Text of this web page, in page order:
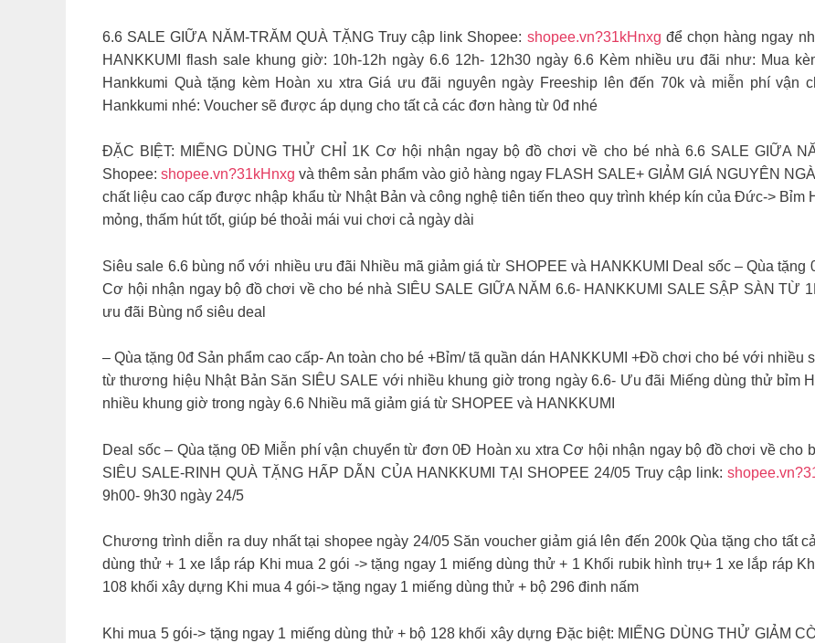
6.6 SALE GIỮA NĂM-TRĂM QUÀ TẶNG Truy cập link Shopee: shopee.vn?31kHnxg để chọn hàng ngay
HANKKUMI flash sale khung giờ: 10h-12h ngày 6.6 12h- 12h30 ngày 6.6 Kèm nhiều ưu đãi như: Mua
Hankkumi Quà tặng kèm Hoàn xu xtra Giá ưu đãi nguyên ngày Freeship lên đến 70k và miễn phí vận
Hankkumi nhé: Voucher sẽ được áp dụng cho tất cả các đơn hàng từ 0đ nhé
ĐẶC BIỆT: MIẾNG DÙNG THỬ CHỈ 1K Cơ hội nhận ngay bộ đồ chơi về cho bé nhà 6.6 SALE GIỮA
Shopee:shopee.vn?31kHnxg và thêm sản phẩm vào giỏ hàng ngay FLASH SALE+ GIẢM GIÁ NGUYÊN
chất liệu cao cấp được nhập khẩu từ Nhật Bản và công nghệ tiên tiến theo quy trình khép kín của Đức-> Bỉm
mỏng, thấm hút tốt, giúp bé thoải mái vui chơi cả ngày dài
Siêu sale 6.6 bùng nổ với nhiều ưu đãi Nhiều mã giảm giá từ SHOPEE và HANKKUMI Deal sốc – Qùa
Cơ hội nhận ngay bộ đồ chơi về cho bé nhà SIÊU SALE GIỮA NĂM 6.6- HANKKUMI SALE SẬP SÀN TỪ
ưu đãi Bùng nổ siêu deal
– Qùa tặng 0đ Sản phẩm cao cấp- An toàn cho bé +Bỉm/ tã quần dán HANKKUMI +Đồ chơi cho bé với
từ thương hiệu Nhật Bản Săn SIÊU SALE với nhiều khung giờ trong ngày 6.6- Ưu đãi Miếng dùng thử bỉm
nhiều khung giờ trong ngày 6.6 Nhiều mã giảm giá từ SHOPEE và HANKKUMI
Deal sốc – Qùa tặng 0Đ Miễn phí vận chuyển từ đơn 0Đ Hoàn xu xtra Cơ hội nhận ngay bộ đồ chơi về cho
SIÊU SALE-RINH QUÀ TẶNG HẤP DẪN CỦA HANKKUMI TẠI SHOPEE 24/05 ️Truy cập link:
9h00- 9h30 ngày 24/5
Chương trình diễn ra duy nhất tại shopee ngày 24/05 Săn voucher giảm giá lên đến 200k Qùa tặng cho tất
dùng thử + 1 xe lắp ráp Khi mua 2 gói -> tặng ngay 1 miếng dùng thử + 1 Khối rubik hình trụ+ 1 xe lắp ráp
108 khối xây dựng Khi mua 4 gói-> tặng ngay 1 miếng dùng thử + bộ 296 đinh nấm
Khi mua 5 gói-> tặng ngay 1 miếng dùng thử + bộ 128 khối xây dựng Đặc biệt: MIẾNG DÙNG THỬ GIẢM